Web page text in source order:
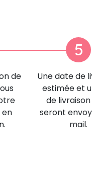
de
5
Une date de
estimée et
de livraison
seront
mail.